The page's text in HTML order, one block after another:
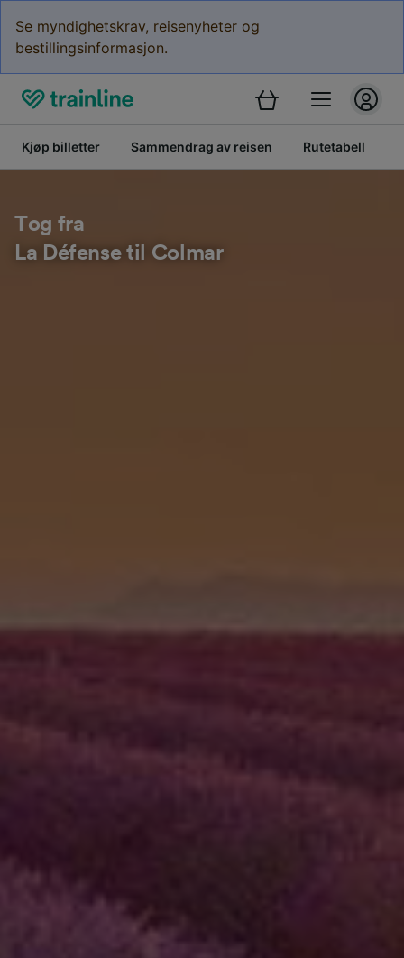
Se myndighetskrav, reisenyheter og
bestillingsinformasjon.
Kjøp billetter Sammendrag av reisen Rutetabell
Tog fra
La Défense til Colmar